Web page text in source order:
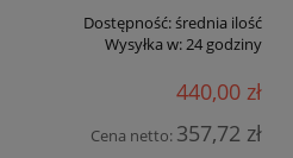
Dostępność:średnia ilość
Wysyłka w:24 godziny
440,00 zł
Cena netto: 357,72 zł